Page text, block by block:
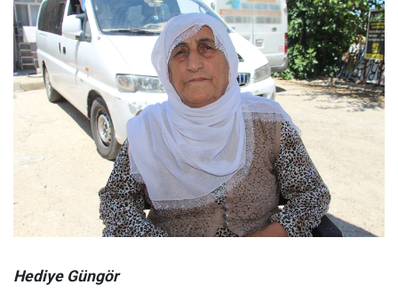
Hediye Güngör